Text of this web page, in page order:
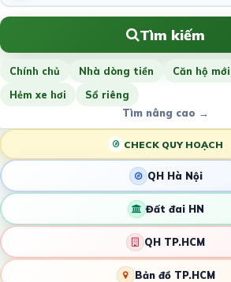
Tìm kiếm
Chính chủ Nhà dòng tiền Căn hộ mới
Hẻm xe hơi
Sổ riêng
Tìm nâng cao →
CHECK QUY HOẠCH
QH Hà Nội
Đất đai HN
QH TP.HCM
Bản đồ TP.HCM